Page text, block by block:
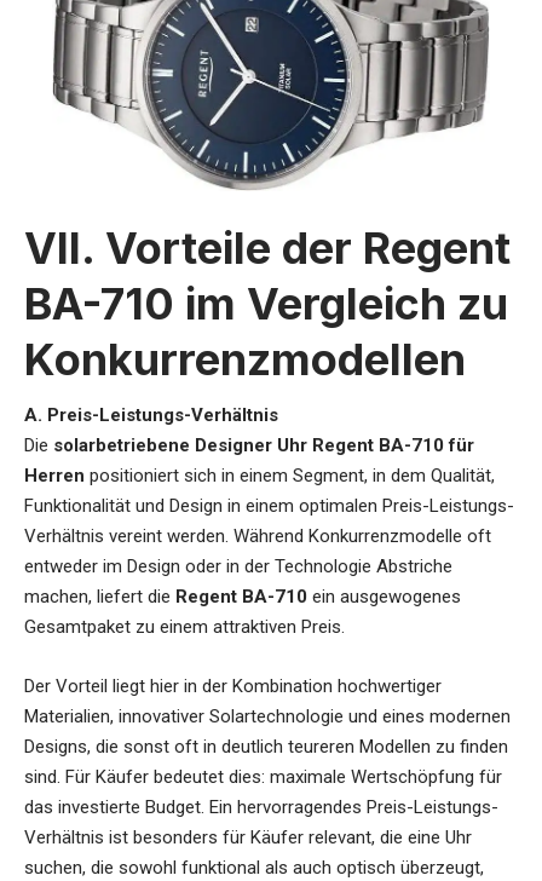
VII. Vorteile der Regent
BA-710 im Vergleich zu
Konkurrenzmodellen
A. Preis-Leistungs-Verhältnis
Die solarbetriebene Designer Uhr Regent BA-710 für
Herren positioniert sich in einem Segment, in dem Qualität,
Funktionalität und Design in einem optimalen Preis-Leistungs-
Verhältnis vereint werden. Während Konkurrenzmodelle oft
entweder im Design oder in der Technologie Abstriche
machen, liefert die Regent BA-710 ein ausgewogenes
Gesamtpaket zu einem attraktiven Preis.
Der Vorteil liegt hier in der Kombination hochwertiger
Materialien, innovativer Solartechnologie und eines modernen
Designs, die sonst oft in deutlich teureren Modellen zu finden
sind. Für Käufer bedeutet dies: maximale Wertschöpfung für
das investierte Budget. Ein hervorragendes Preis-Leistungs-
Verhältnis ist besonders für Käufer relevant, die eine Uhr
suchen, die sowohl funktional als auch optisch überzeugt,